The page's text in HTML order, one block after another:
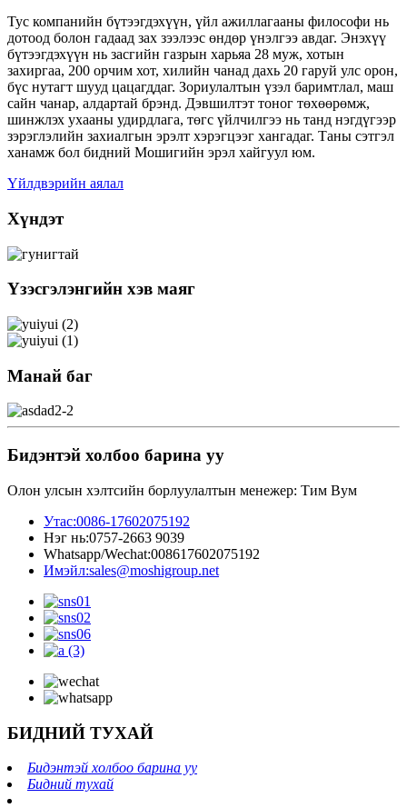
Тус компанийн бүтээгдэхүүн, үйл ажиллагааны философи нь
дотоод болон гадаад зах зээлээс өндөр үнэлгээ авдаг. Энэхүү
бүтээгдэхүүн нь засгийн газрын харьяа 28 муж, хотын
захиргаа, 200 орчим хот, хилийн чанад дахь 20 гаруй улс орон,
бүс нутагт шууд цацагддаг. Зориулалтын үзэл баримтлал, маш
сайн чанар, алдартай брэнд. Дэвшилтэт тоног төхөөрөмж,
шинжлэх ухааны удирдлага, төгс үйлчилгээ нь танд нэгдүгээр
зэрэглэлийн захиалгын эрэлт хэрэгцээг хангадаг. Таны сэтгэл
ханамж бол бидний Мошигийн эрэл хайгуул юм.
Үйлдвэрийн аялал
Хүндэт
Үзэсгэлэнгийн хэв маяг
Манай баг
Бидэнтэй холбоо барина уу
Олон улсын хэлтсийн борлуулалтын менежер: Тим Вум
Утас:0086-17602075192
Нэг нь:0757-2663 9039
Whatsapp/Wechat:008617602075192
Имэйл:sales@moshigroup.net
БИДНИЙ ТУХАЙ
Бидэнтэй холбоо барина уу
Бидний тухай